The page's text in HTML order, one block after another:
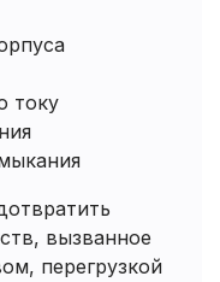
току
вызванное
перегрузкой